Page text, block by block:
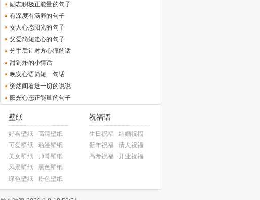
励志积极正能量的句子
有深度有涵养的句子
女人心态阳光的句子
父爱简短走心的句子
分手后让对方心痛的话
甜到炸的小情话
晚安心语简短一句话
突然间看透一切的说说
阳光心态正能量的句子
壁纸
好看壁纸
高清壁纸
可爱壁纸
动漫壁纸
美女壁纸
帅哥壁纸
风景壁纸
黑色壁纸
绿色壁纸
粉色壁纸
祝福语
生日祝福
结婚祝福
新年祝福
情人祝福
高考祝福
开业祝福